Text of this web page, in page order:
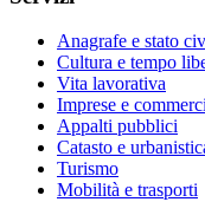
Anagrafe e stato
Cultura e tempo
Vita lavorativa
Imprese e
Appalti pubblici
Catasto e
Turismo
Mobilità e trasporti